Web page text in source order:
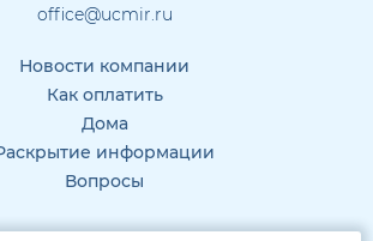
office@ucmir.ru
Новости компании
Как оплатить
Дома
информации
Вопросы